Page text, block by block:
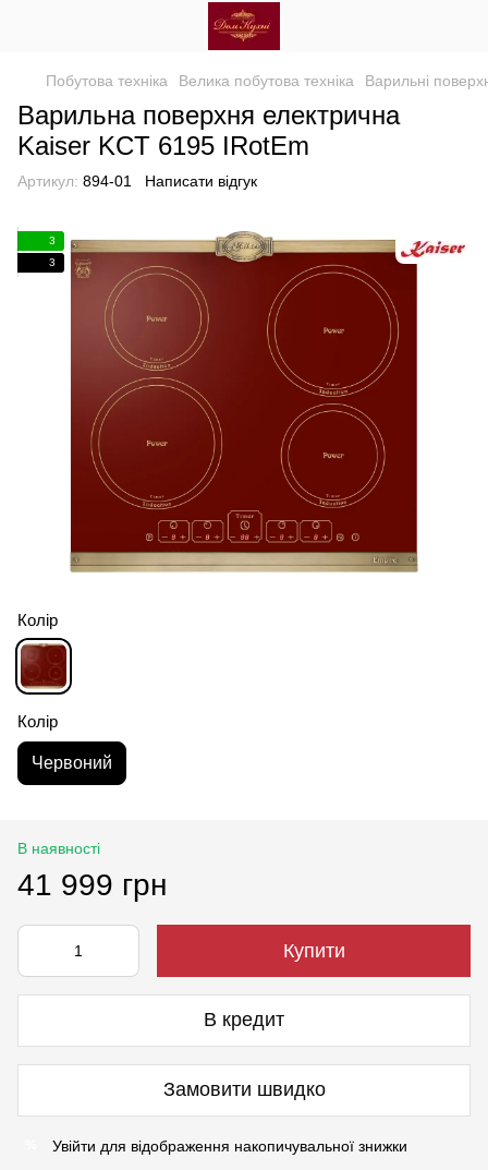
Побутова техніка Велика побутова техніка Варильні
Варильна поверхня електрична
Kaiser KCT 6195 IRotEm
Артикул: 894-01 Написати відгук
3
3
Колір
Колір
Червоний
В наявності
41 999 грн
Купити
В кредит
Замовити швидко
Увійти для відображення накопичувальної знижки